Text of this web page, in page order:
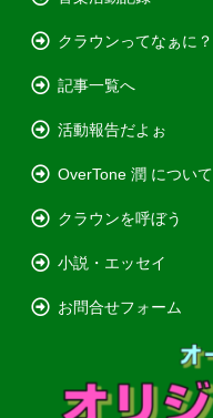
クラウンってなぁに？
記事一覧へ
活動報告だよぉ
OverTone 潤 について
クラウンを呼ぼう
小説・エッセイ
お問合せフォーム